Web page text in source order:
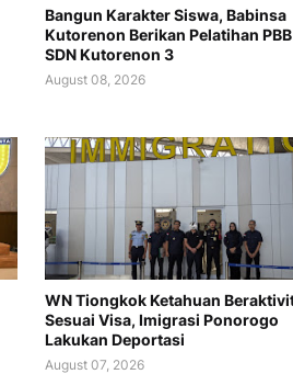
Bangun Karakter Siswa, Babinsa
Kutorenon Berikan Pelatihan
SDN Kutorenon 3
August 08, 2026
WN Tiongkok Ketahuan
Sesuai Visa, Imigrasi Ponorogo
Lakukan Deportasi
August 07, 2026